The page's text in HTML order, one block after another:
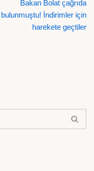
Bakan Bolat çağrıda
bulunmuştu! İndirimler için
harekete geçtiler